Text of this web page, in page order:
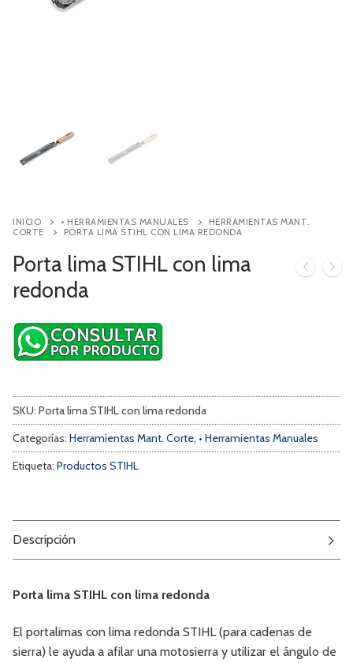
INICIO • HERRAMIENTAS MANUALES
HERRAMIENTAS MANT.
CORTE
PORTA LIMA STIHL CON LIMA REDONDA
Porta lima STIHL con lima
redonda
SKU: Porta lima STIHL con lima redonda
Categorías: Herramientas Mant. Corte, • Herramientas Manuales
Etiqueta: Productos STIHL
Descripción
Porta lima STIHL con lima redonda
El portalimas con lima redonda STIHL (para cadenas de
sierra) le ayuda a afilar una motosierra y utilizar el ángulo de